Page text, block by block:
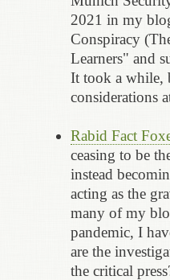
2021 in my
Conspiracy
Learners" and
It took a while,
considerations
Rabid Fact
ceasing to be
instead
acting as the
many of my
pandemic, I
are the
the critical